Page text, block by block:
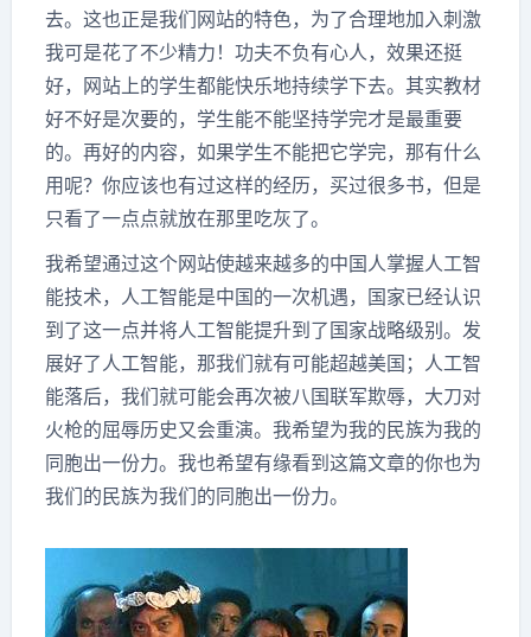
去。这也正是我们网站的特色，为了合理地加入刺激
我可是花了不少精力！功夫不负有心人，效果还挺
好，网站上的学生都能快乐地持续学下去。其实教材
好不好是次要的，学生能不能坚持学完才是最重要
的。再好的内容，如果学生不能把它学完，那有什么
用呢？你应该也有过这样的经历，买过很多书，但是
只看了一点点就放在那里吃灰了。
我希望通过这个网站使越来越多的中国人掌握人工智
能技术，人工智能是中国的一次机遇，国家已经认识
到了这一点并将人工智能提升到了国家战略级别。发
展好了人工智能，那我们就有可能超越美国；人工智
能落后，我们就可能会再次被八国联军欺辱，大刀对
火枪的屈辱历史又会重演。我希望为我的民族为我的
同胞出一份力。我也希望有缘看到这篇文章的你也为
我们的民族为我们的同胞出一份力。